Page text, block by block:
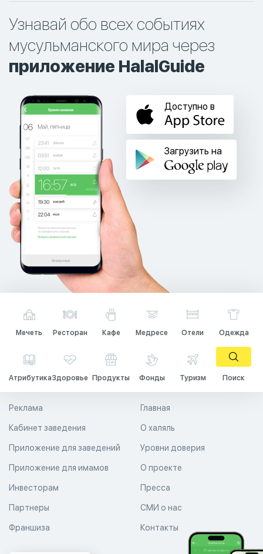
Узнавай обо всех событиях
мусульманского мира через
приложение HalalGuide
Доступно в
Загрузить на
Мечеть Ресторан Кафе Медресе Отели Одежда
АтрибутикаЗдоровье Продукты Фонды Туризм Поиск
Главная
О халяль
Уровни доверия
Реклама
Кабинет заведения
Приложение для заведений
Приложение для имамов О проекте
Пресса
СМИ о нас
Контакты
Инвесторам
Партнеры
Франшиза